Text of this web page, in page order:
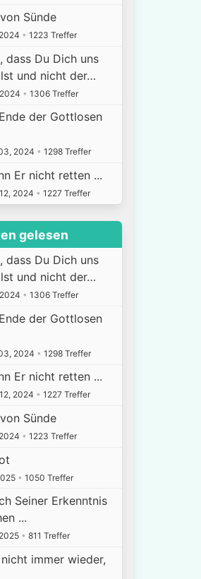
Sünde
• 1223 Treffer
dass Du Dich uns
und nicht der…
• 1306 Treffer
der Gottlosen
2024 • 1298 Treffer
Er nicht retten ...
2024 • 1227 Treffer
gelesen
dass Du Dich uns
und nicht der…
• 1306 Treffer
der Gottlosen
2024 • 1298 Treffer
Er nicht retten ...
2024 • 1227 Treffer
Sünde
• 1223 Treffer
• 1050 Treffer
Seiner Erkenntnis
...
• 811 Treffer
immer wieder,